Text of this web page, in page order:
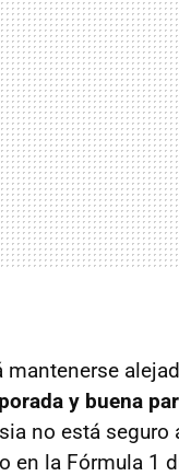
mantenerse
y buena
no está seguro
en la Fórmula 1